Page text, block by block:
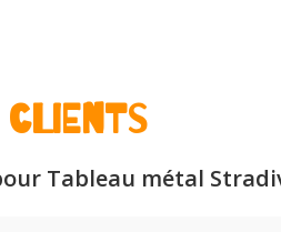
clients
Tableau métal